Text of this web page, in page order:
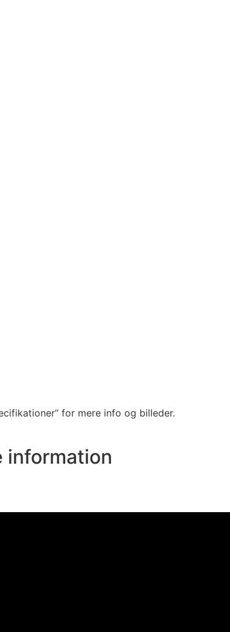
for mere info og billeder.
information